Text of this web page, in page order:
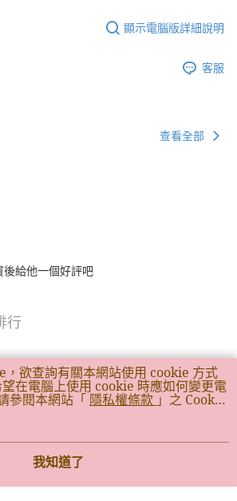
顯示電腦版詳細說明
客服
查看全部
後給他一個好評吧
行
，欲查詢有關本網站使用 cookie 方式
在電腦上使用 cookie 時應如何變更電
參閱本網站「 隱私權條款 」之 Cookie
站即表示您同意本公司得按本網站使
我知道了